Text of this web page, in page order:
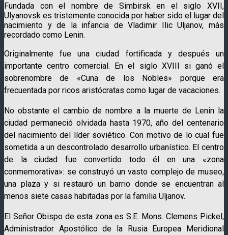
Fundada con el nombre de Simbirsk en el siglo XVII,
Ulyanovsk es tristemente conocida por haber sido el lugar del
nacimiento y de la infancia de Vladimir Ilic Uljanov, más
recordado como Lenin.
Originalmente fue una ciudad fortificada y después un
importante centro comercial. En el siglo XVIII si ganó el
sobrenombre de «Cuna de los Nobles» porque era
frecuentada por ricos aristócratas como lugar de vacaciones.
No obstante el cambio de nombre a la muerte de Lenin la
ciudad permaneció olvidada hasta 1970, año del centenario
del nacimiento del líder soviético. Con motivo de lo cual fue
sometida a un descontrolado desarrollo urbanístico. El centro
de la ciudad fue convertido todo él en una «zona
conmemorativa»: se construyó un vasto complejo de museo,
una plaza y si restauró un barrio donde se encuentran al
menos siete casas habitadas por la familia Uljanov.
El Señor Obispo de esta zona es S.E. Mons. Clemens Pickel,
Administrador Apostólico de la Rusia Europea Meridional